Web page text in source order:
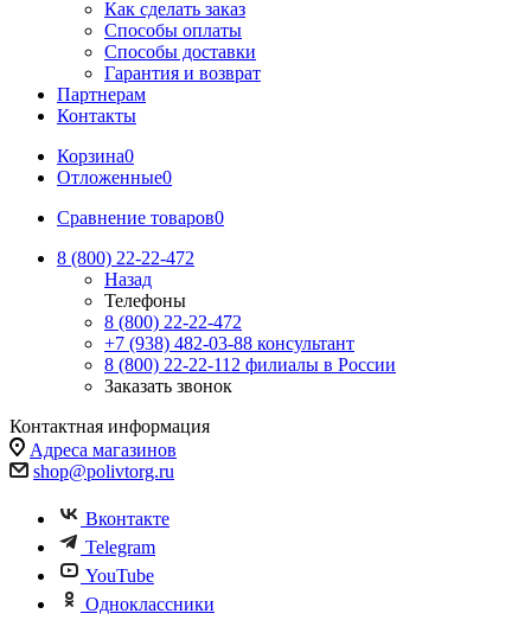
Как сделать заказ
Способы оплаты
Способы доставки
Гарантия и возврат
Партнерам
Контакты
Корзина0
Отложенные0
Сравнение товаров0
8 (800) 22-22-472
Назад
Телефоны
8 (800) 22-22-472
+7 (938) 482-03-88 консультант
8 (800) 22-22-112 филиалы в России
Заказать звонок
Контактная информация
Адреса магазинов
shop@polivtorg.ru
Вконтакте
Telegram
YouTube
Одноклассники